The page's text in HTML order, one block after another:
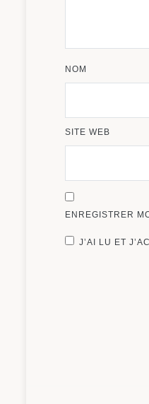
NOM
SITE WEB
ENREGISTRER
J’AI LU ET